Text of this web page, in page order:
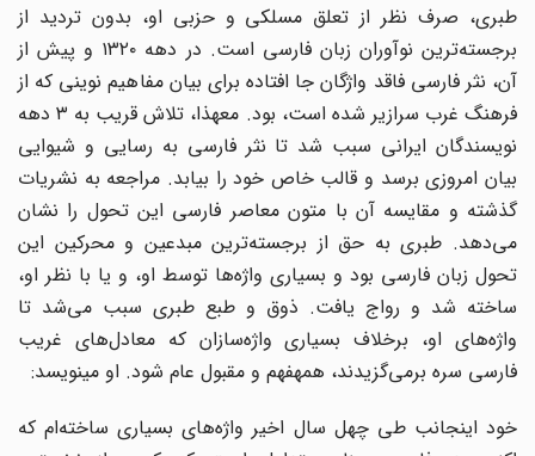
طبری، صرف نظر از تعلق مسلکی و حزبی او، بدون تردید از
برجسته‌ترین نوآوران زبان فارسی است. در دهه ۱۳۲۰ و پیش از
آن، نثر فارسی فاقد واژگان جا افتاده برای بیان مفاهیم‌ نوینی که از
فرهنگ غرب سرازیر شده است، بود. معهذا، تلاش قریب به ۳ دهه
نویسندگان ایرانی سبب شد تا نثر فارسی به رسایی و شیوایی
بیان امروزی برسد و قالب خاص خود را بیابد. مراجعه به نشریات
گذشته و مقایسه آن با متون معاصر فارسی این تحول را نشان
می‌دهد. طبری به حق از برجسته‌ترین مبدعین و محرکین این
تحول زبان فارسی بود و بسیاری واژه‌ها توسط او، و یا با نظر او،
ساخته شد و رواج یافت. ذوق و طبع طبری سبب می‌شد تا
واژه‌های او، برخلاف بسیاری واژه‌‌سازان که معادل‌های غریب
فارسی سره بر‌می‌گزیدند، همه‎فهم و مقبول عام شود. او می‎نویسد:
خود اینجانب طی چهل سال اخیر واژه‌های بسیاری ساخته‌ام که